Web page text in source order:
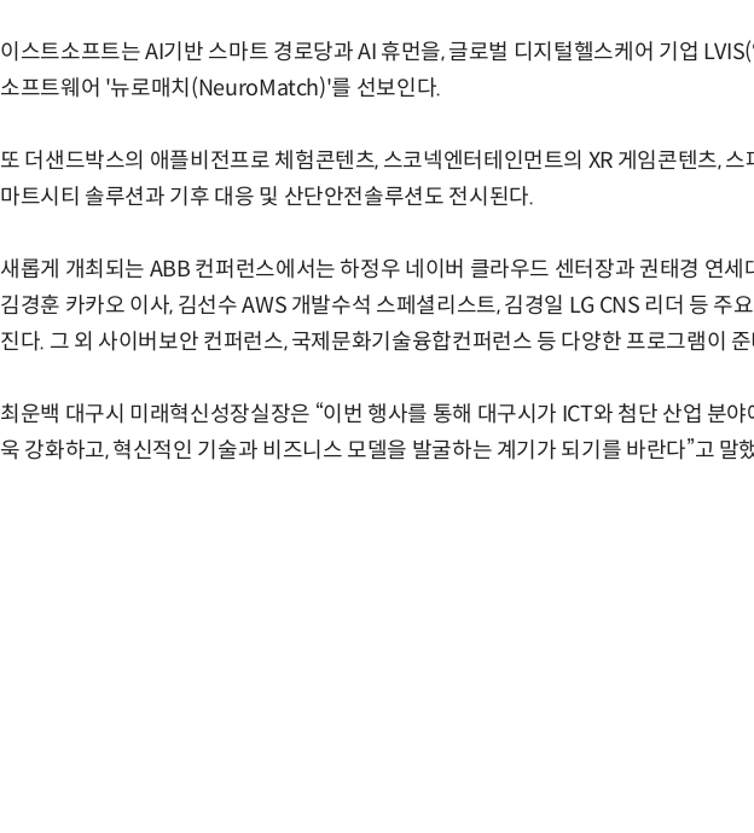
이스트소프트는 AI기반 스마트 경로당과 AI 휴먼을, 글로벌 디지털헬스케어 기업
소프트웨어 '뉴로매치(NeuroMatch)'를 선보인다.
또 더샌드박스의 애플비전프로 체험콘텐츠, 스코넥엔터테인먼트의 XR 게임콘텐츠,
마트시티 솔루션과 기후 대응 및 산단안전솔루션도 전시된다.
새롭게 개최되는 ABB 컨퍼런스에서는 하정우 네이버 클라우드 센터장과 권태경 연세
김경훈 카카오 이사, 김선수 AWS 개발수석 스페셜리스트, 김경일 LG CNS 리더 등 주
진다. 그 외 사이버보안 컨퍼런스, 국제문화기술융합컨퍼런스 등 다양한 프로그램이
최운백 대구시 미래혁신성장실장은 “이번 행사를 통해 대구시가 ICT와 첨단 산업 분
욱 강화하고, 혁신적인 기술과 비즈니스 모델을 발굴하는 계기가 되기를 바란다”고 말